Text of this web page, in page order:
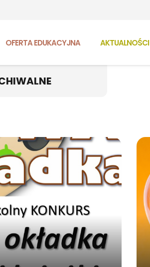
OFERTA EDUKACYJNA AKTUALNOŚCI